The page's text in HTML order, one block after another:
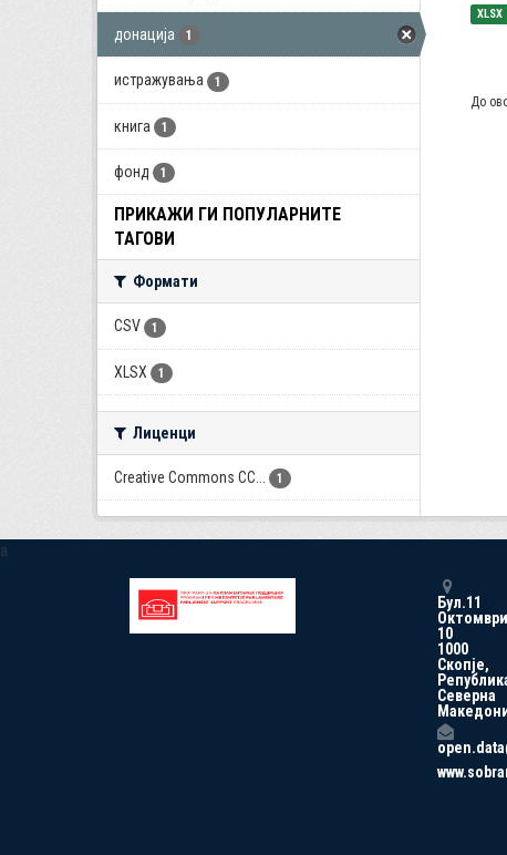
донација 1
истражувања 1
книга 1
фонд 1
ПРИКАЖИ ГИ ПОПУЛАРНИТЕ
ТАГОВИ
Формати
CSV 1
XLSX 1
Лиценци
Creative Commons CC... 1
XLSX
До
a
Бул.11
Октомври
10
1000
Скопје,
Северна